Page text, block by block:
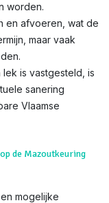
worden.
en afvoeren, wat de
maar vaak
is vastgesteld, is
sanering
Vlaamse
de Mazoutkeuring
mogelijke